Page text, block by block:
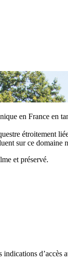
en France en
étroitement
sur ce domaine
et préservé.
d’accès